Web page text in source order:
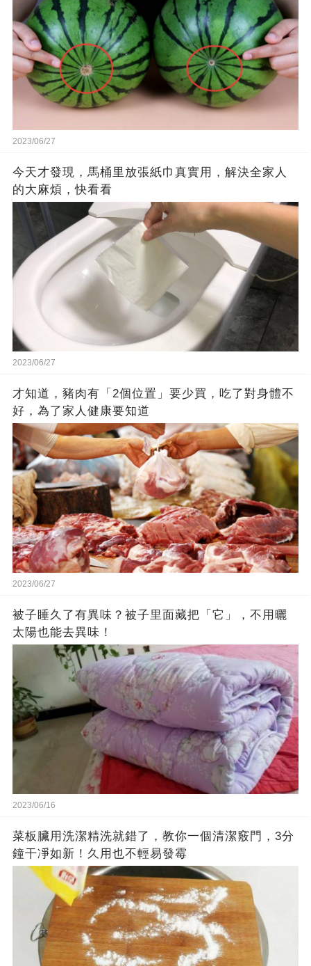
2023/06/27
今天才發現，馬桶里放張紙巾真實用，解決全家人
的大麻煩，快看看
2023/06/27
才知道，豬肉有「2個位置」要少買，吃了對身體不
好，為了家人健康要知道
2023/06/27
被子睡久了有異味？被子里面藏把「它」，不用曬
太陽也能去異味！
2023/06/16
菜板臟用洗潔精洗就錯了，教你一個清潔竅門，3分
鐘干凈如新！久用也不輕易發霉